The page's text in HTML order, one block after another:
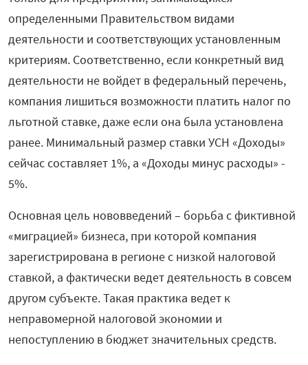
определенными Правительством видами
деятельности и соответствующих установленным
критериям. Соответственно, если конкретный вид
деятельности не войдет в федеральный перечень,
компания лишиться возможности платить налог по
льготной ставке, даже если она была установлена
ранее. Минимальный размер ставки УСН «Доходы»
сейчас составляет 1%, а «Доходы минус расходы» -
5%.
Основная цель нововведений – борьба с фиктивной
«миграцией» бизнеса, при которой компания
зарегистрирована в регионе с низкой налоговой
ставкой, а фактически ведет деятельность в совсем
другом субъекте. Такая практика ведет к
неправомерной налоговой экономии и
непоступлению в бюджет значительных средств.